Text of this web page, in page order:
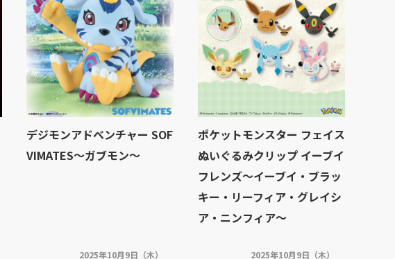
デジモンアドベンチャー SOF
VIMATES～ガブモン～
2025年10月9日（木）
ポケットモンスター フェイス
ぬいぐるみクリップ イーブイ
フレンズ～イーブイ・ブラッ
キー・リーフィア・グレイシ
ア・ニンフィア～
2025年10月9日（木）